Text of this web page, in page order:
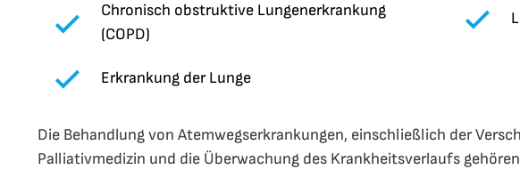
Chronisch obstruktive Lungenerkrankung
(COPD)
Erkrankung der Lunge
Die Behandlung von Atemwegserkrankungen, einschließlich der
Palliativmedizin und die Überwachung des Krankheitsverlaufs